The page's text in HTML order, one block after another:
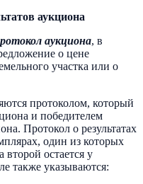
аукциона
аукциона, в
о цене
участка или о
протоколом, который
и победителем
Протокол о результатах
один из которых
второй остается у
также указываются: